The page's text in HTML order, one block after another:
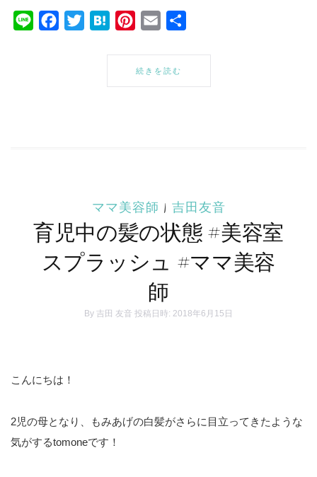
Line FacebookTwitterHatenaPinterest
Email
続きを読む
ママ美容師 | 吉田友音
育児中の髪の状態 #美容室
スプラッシュ #ママ美容
師
By 吉田 友音 投稿日時: 2018年6月15日
こんにちは！
2児の母となり、もみあげの白髪がさらに目立ってきたような
気がするtomoneです！